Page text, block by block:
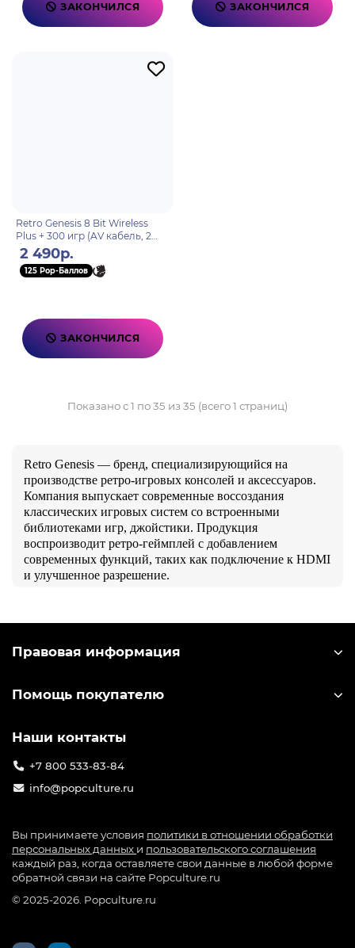
ЗАКОНЧИЛСЯ ЗАКОНЧИЛСЯ
Retro Genesis 8 Bit Wireless
Plus + 300 игр (AV кабель, 2
беспроводных
аккумуляторных джойстика)
2 490р.
125 Pop-Баллов
ЗАКОНЧИЛСЯ
Показано с 1 по 35 из 35 (всего 1 страниц)
Retro Genesis — бренд, специализирующийся на
производстве ретро-игровых консолей и аксессуаров.
Компания выпускает современные воссоздания
классических игровых систем со встроенными
библиотеками игр, джойстики. Продукция
воспроизводит ретро-геймплей с добавлением
современных функций, таких как подключение к HDMI
и улучшенное разрешение.
Правовая информация
Помощь покупателю
Наши контакты
+7 800 533-83-84
info@popculture.ru
Вы принимаете условия политики в отношении обработки
персональных данных и пользовательского соглашения
каждый раз, когда оставляете свои данные в любой форме
обратной связи на сайте Popculture.ru
© 2025-2026. Popculture.ru